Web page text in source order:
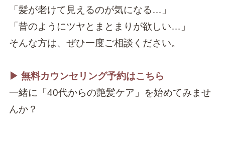
「髪が老けて見えるのが気になる…」
「昔のようにツヤとまとまりが欲しい…」
そんな方は、ぜひ一度ご相談ください。
▶︎ 無料カウンセリング予約はこちら
一緒に「40代からの艶髪ケア」を始めてみませ
んか？